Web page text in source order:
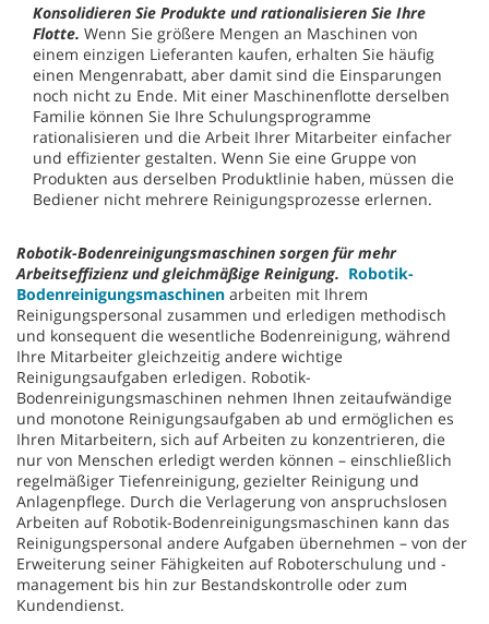
Konsolidieren Sie Produkte und rationalisieren Sie Ihre
Flotte. Wenn Sie größere Mengen an Maschinen von
einem einzigen Lieferanten kaufen, erhalten Sie häufig
einen Mengenrabatt, aber damit sind die Einsparungen
noch nicht zu Ende. Mit einer Maschinenflotte derselben
Familie können Sie Ihre Schulungsprogramme
rationalisieren und die Arbeit Ihrer Mitarbeiter einfacher
und effizienter gestalten. Wenn Sie eine Gruppe von
Produkten aus derselben Produktlinie haben, müssen die
Bediener nicht mehrere Reinigungsprozesse erlernen.
Robotik-Bodenreinigungsmaschinen sorgen für mehr
Arbeitseffizienz und gleichmäßige Reinigung. Robotik-
Bodenreinigungsmaschinen arbeiten mit Ihrem
Reinigungspersonal zusammen und erledigen methodisch
und konsequent die wesentliche Bodenreinigung, während
Ihre Mitarbeiter gleichzeitig andere wichtige
Reinigungsaufgaben erledigen. Robotik-
Bodenreinigungsmaschinen nehmen Ihnen zeitaufwändige
und monotone Reinigungsaufgaben ab und ermöglichen es
Ihren Mitarbeitern, sich auf Arbeiten zu konzentrieren, die
nur von Menschen erledigt werden können – einschließlich
regelmäßiger Tiefenreinigung, gezielter Reinigung und
Anlagenpflege. Durch die Verlagerung von anspruchslosen
Arbeiten auf Robotik-Bodenreinigungsmaschinen kann das
Reinigungspersonal andere Aufgaben übernehmen – von der
Erweiterung seiner Fähigkeiten auf Roboterschulung und -
management bis hin zur Bestandskontrolle oder zum
Kundendienst.